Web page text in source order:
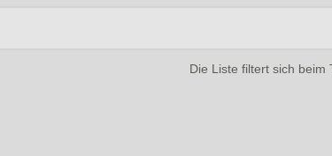
Die Liste filtert sich beim